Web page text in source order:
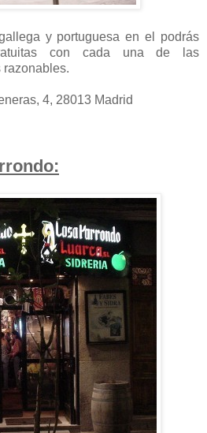
y portuguesa en el podrás
con cada una de las
4, 28013 Madrid